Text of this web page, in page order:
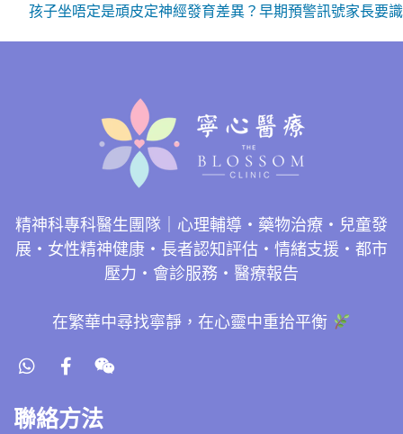
孩子坐唔定是頑皮定神經發育差異？早期預警訊號家長要識
精神科專科醫生團隊｜心理輔導・藥物治療・兒童發
展・女性精神健康・長者認知評估・情緒支援・都市
壓力・會診服務・醫療報告
在繁華中尋找寧靜，在心靈中重拾平衡
聯絡方法